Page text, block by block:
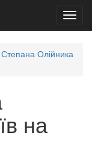
Олійника
на